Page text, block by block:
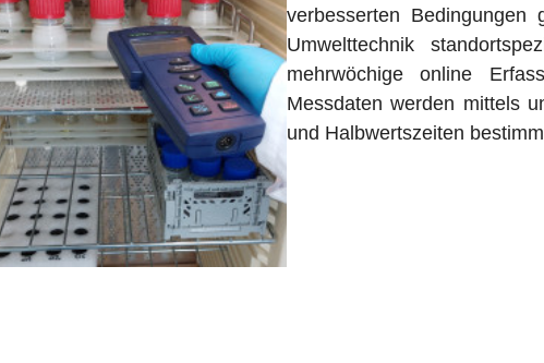
verbesserten Bedingungen
Umwelttechnik
mehrwöchige online
Messdaten werden mittels
und Halbwertszeiten